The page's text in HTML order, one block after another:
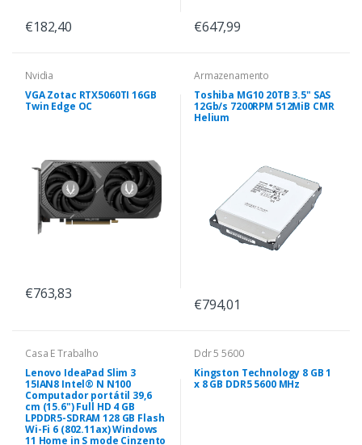
€182,40 €647,99
Nvidia
VGA Zotac RTX5060TI 16GB
Twin Edge OC
€763,83
Armazenamento
Toshiba MG10 20TB 3.5" SAS
12Gb/s 7200RPM 512MiB CMR
Helium
€794,01
Casa E Trabalho
Lenovo IdeaPad Slim 3
15IAN8 Intel® N N100
Computador portátil 39,6
cm (15.6") Full HD 4 GB
LPDDR5-SDRAM 128 GB Flash
Wi-Fi 6 (802.11ax) Windows
11 Home in S mode Cinzento
Ddr 5 5600
Kingston Technology 8 GB 1
x 8 GB DDR5 5600 MHz